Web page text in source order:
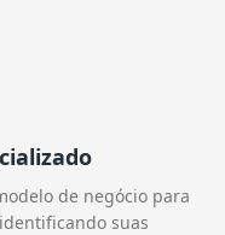
de negócio para
suas